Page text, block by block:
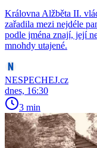
Královna Alžběta II.
zařadila mezi nejdéle
podle jména znají, její
mnohdy utajené.
NESPECHEJ.cz
dnes, 16:30
3 min